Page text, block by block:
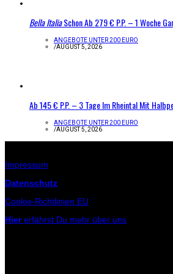
Bella ItaliaSchon Ab 279 € P.P. – 1 Woche
ANGEBOTE UNTER 200 EURO
/AUGUST 5, 2026
Ab 145 € P.P. – 3 Tage Im Rheintal Mit
ANGEBOTE UNTER 200 EURO
/AUGUST 5, 2026
Impressum
Datenschutz
Cookie-Richtlinien EU
Hiererfährst Du mehr über uns